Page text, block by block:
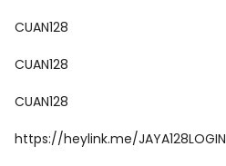
CUAN128
CUAN128
CUAN128
https://heylink.me/JAYA128LOGIN